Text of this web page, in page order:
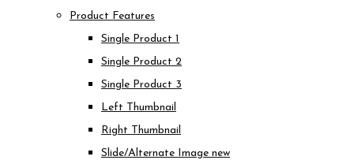
Product Features
Single Product 1
Single Product 2
Single Product 3
Left Thumbnail
Right Thumbnail
Slide/Alternate Image new